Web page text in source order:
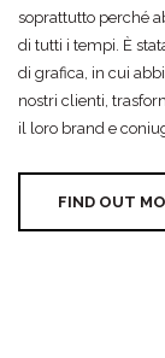
soprattutto perché
di tutti i tempi. È
di grafica, in cui
nostri clienti,
il loro brand e
FIND OUT